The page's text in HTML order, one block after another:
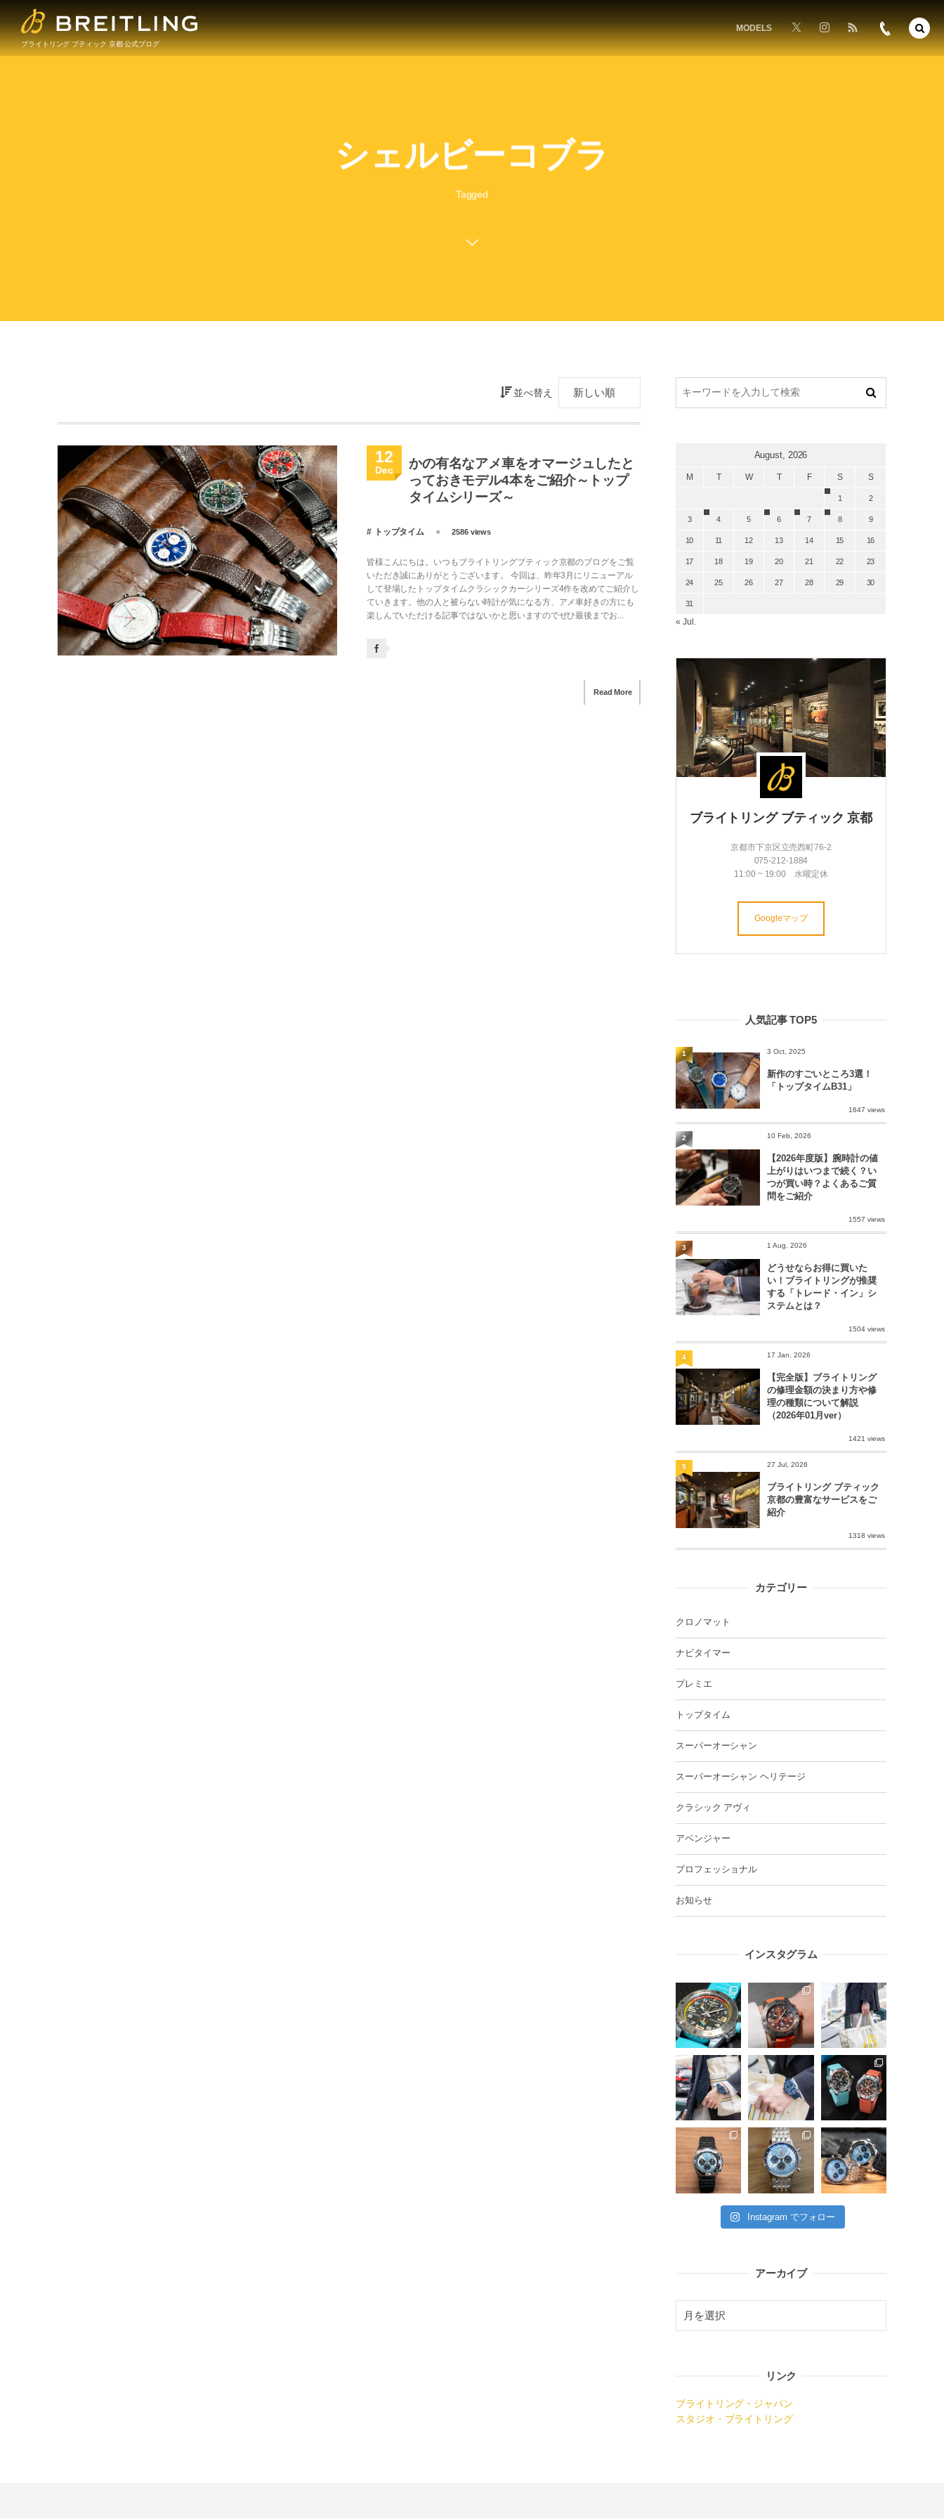
ブライトリング ブティック 京都 公式ブログ
MODELS
シェルビーコブラ
Tagged
並べ替え
12
Dec
かの有名なアメ車をオマージュしたと
っておきモデル4本をご紹介～トップ
タイムシリーズ～
トップタイム 2586 views
皆様こんにちは。いつもブライトリングブティック京都のブログをご覧
いただき誠にありがとうございます。 今回は、昨年3月にリニューアル
して登場したトップタイムクラシックカーシリーズ4作を改めてご紹介し
ていきます。他の人と被らない時計が気になる方、アメ車好きの方にも
楽しんでいただける記事ではないかと思いますのでぜひ最後までお...
Read More
August, 2026
M T W T F S S
1 2
3 4 5 6 7 8 9
10 11 12 13 14 15 16
17 18 19 20 21 22 23
24 25 26 27 28 29 30
31
« Jul.
ブライトリング ブティック 京都
京都市下京区立売西町76-2
075-212-1884
11:00 ~ 19:00 水曜定休
Googleマップ
人気記事 TOP5
3 Oct, 2025
新作のすごいところ3選！
「トップタイムB31」
1647 views
1
10 Feb, 2026
【2026年度版】腕時計の値
上がりはいつまで続く？い
つが買い時？よくあるご質
問をご紹介
1557 views
2
1 Aug, 2026
どうせならお得に買いた
い！ブライトリングが推奨
する「トレード・イン」シ
ステムとは？
1504 views
3
17 Jan, 2026
【完全版】ブライトリング
の修理金額の決まり方や修
理の種類について解説
（2026年01月ver）
1421 views
4
27 Jul, 2026
ブライトリング ブティック
京都の豊富なサービスをご
紹介
1318 views
5
カテゴリー
クロノマット
ナビタイマー
プレミエ
トップタイム
スーパーオーシャン
スーパーオーシャン ヘリテージ
クラシック アヴィ
アベンジャー
プロフェッショナル
お知らせ
インスタグラム
Instagram でフォロー
アーカイブ
リンク
ブライトリング・ジャパン
スタジオ・ブライトリング